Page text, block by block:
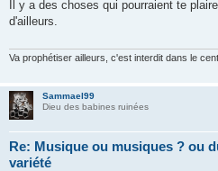
s
s
a
Il y a des choses qui pourraient te
d'ailleurs.
Va prophétiser ailleurs, c'est interdit dans le
Sammael99
Dieu des babines ruinées
Re: Musique ou musiques ? ou
variété